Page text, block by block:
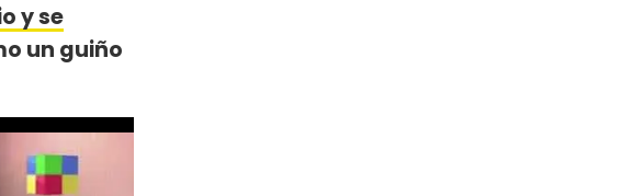
y se
un guiño